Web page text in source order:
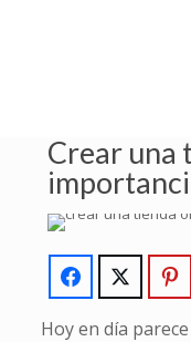
Crear una
Hoy en día